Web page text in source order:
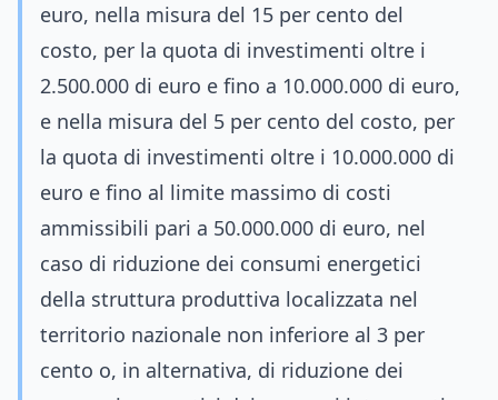
euro, nella misura del 15 per cento del
costo, per la quota di investimenti oltre i
2.500.000 di euro e fino a 10.000.000 di euro,
e nella misura del 5 per cento del costo, per
la quota di investimenti oltre i 10.000.000 di
euro e fino al limite massimo di costi
ammissibili pari a 50.000.000 di euro, nel
caso di riduzione dei consumi energetici
della struttura produttiva localizzata nel
territorio nazionale non inferiore al 3 per
cento o, in alternativa, di riduzione dei